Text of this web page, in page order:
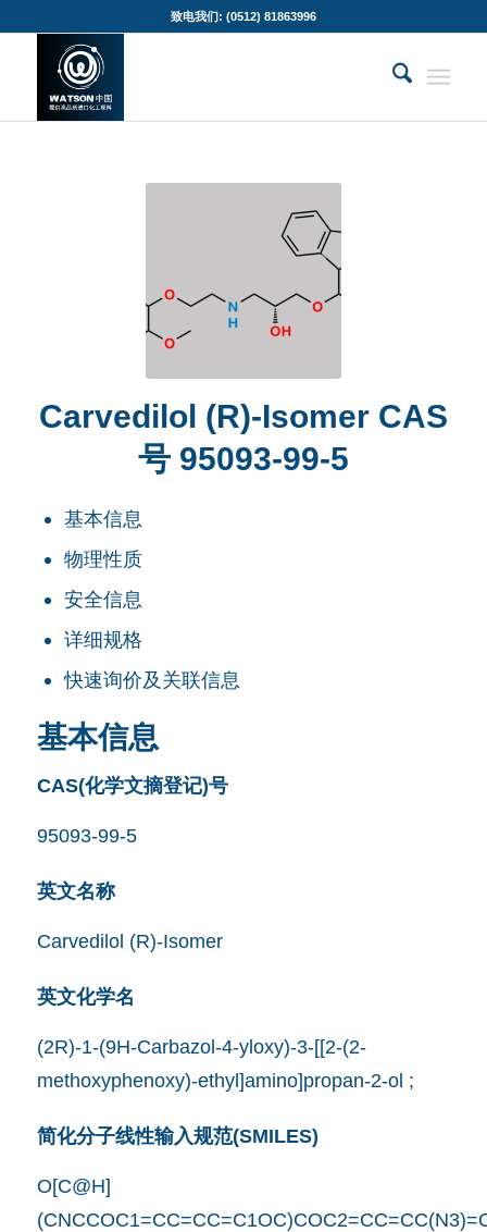
致电我们: (0512) 81863996
Carvedilol (R)-Isomer CAS
号 95093-99-5
基本信息
物理性质
安全信息
详细规格
快速询价及关联信息
基本信息
CAS(化学文摘登记)号
95093-99-5
英文名称
Carvedilol (R)-Isomer
英文化学名
(2R)-1-(9H-Carbazol-4-yloxy)-3-[[2-(2-
methoxyphenoxy)-ethyl]amino]propan-2-ol ;
简化分子线性输入规范(SMILES)
O[C@H]